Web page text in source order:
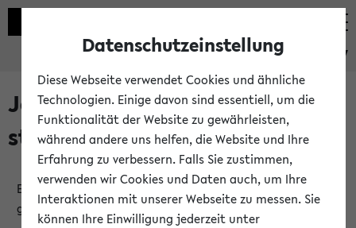
eKVV
Jetzt und in Kürze
stattfindende Veranstaltungen
Es wurden keine jetzt stattfindenden Veranstaltungen
gefunden!
Datenschutzeinstellung
Diese Webseite verwendet Cookies und ähnliche
Technologien. Einige davon sind essentiell, um die
Funktionalität der Website zu gewährleisten,
während andere uns helfen, die Website und Ihre
Erfahrung zu verbessern. Falls Sie zustimmen,
verwenden wir Cookies und Daten auch, um Ihre
Interaktionen mit unserer Webseite zu messen. Sie
können Ihre Einwilligung jederzeit unter